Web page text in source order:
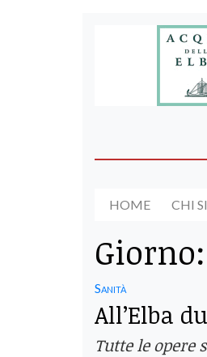
HOME CHI
Giorno:
Sanità
All’Elba
Tutte le opere